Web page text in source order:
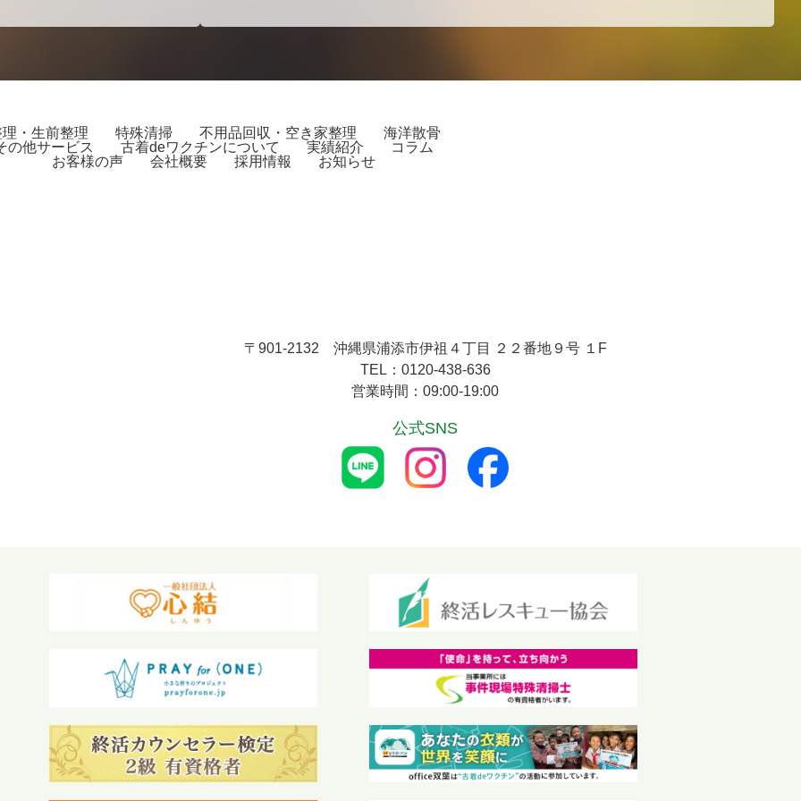
・生前整理 特殊清掃 不用品回収・空き家整理
海洋散骨
の他サービス
古着deワクチンについて 実績紹介
コラム
お客様の声
会社概要 採用情報 お知らせ
〒901-2132 沖縄県浦添市伊祖４丁目 ２２番地９号 １F
TEL：0120-438-636
営業時間：09:00-19:00
公式SNS